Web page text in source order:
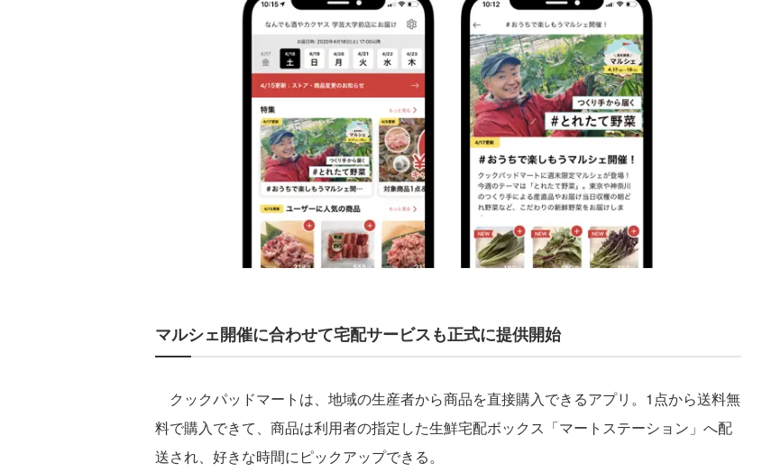
マルシェ開催に合わせて宅配サービスも正式に提供開始
クックパッドマートは、地域の⽣産者から商品を直接購⼊できるアプリ。1点から送料無
料で購⼊できて、商品は利⽤者の指定した⽣鮮宅配ボックス「マートステーション」へ配
送され、好きな時間にピックアップできる。